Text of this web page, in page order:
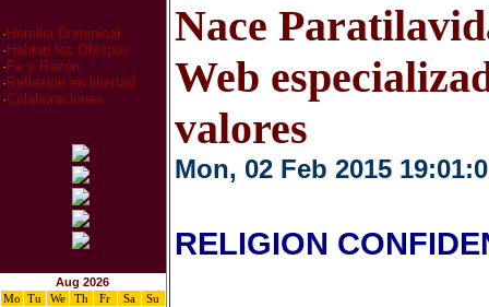
· Homilia Dominical
· Hablan los Obispos
· Fe y Razón
· Reflexion en libertad
·Colaboraciones
Aug 2026
Mo
Tu We Th Fr Sa
Su
Nace
Web
valores
Mon, 02 Feb 2015
RELIGION